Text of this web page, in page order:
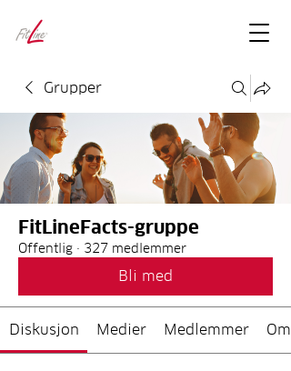
Grupper
FitLineFacts-gruppe
Offentlig · 327 medlemmer
Bli med
Diskusjon Medier Medlemmer Om